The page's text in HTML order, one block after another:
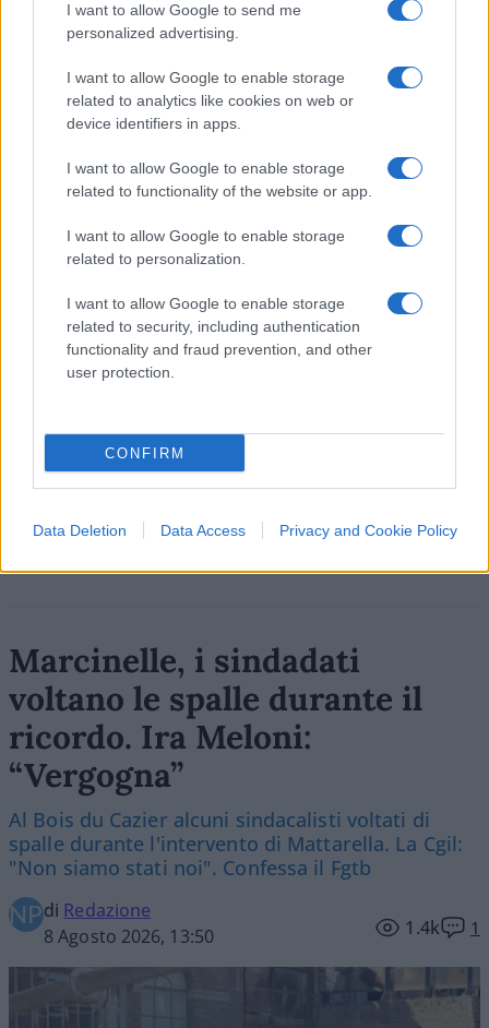
I want to allow Google to send me
personalized advertising.
I want to allow Google to enable storage
related to analytics like cookies on web or
device identifiers in apps.
I want to allow Google to enable storage
related to functionality of the website or app.
I want to allow Google to enable storage
related to personalization.
I want to allow Google to enable storage
related to security, including authentication
functionality and fraud prevention, and other
user protection.
CONFIRM
Data Deletion Data Access Privacy and Cookie Policy
Claudio Romiti, 22 luglio 2025
Nicolaporro.it è anche su Whatsapp. È
sufficientecliccare quiper iscriversi al canale ed
41
SEDUTE SATIRICHE
Vignetta del 07/08/2026
Vai all'archivio delle vignette
Marcinelle, i sindadati
voltano le spalle durante il
ricordo. Ira Meloni:
“Vergogna”
Al Bois du Cazier alcuni sindacalisti voltati di
spalle durante l'intervento di Mattarella. La Cgil:
"Non siamo stati noi". Confessa il Fgtb
di Redazione
8 Agosto 2026, 13:50
1.4k 1